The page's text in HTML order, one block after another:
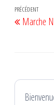
de
Article
précédent
PRÉCÉDENT
Marche